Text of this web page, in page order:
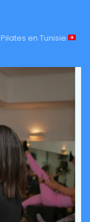
en Tunisie